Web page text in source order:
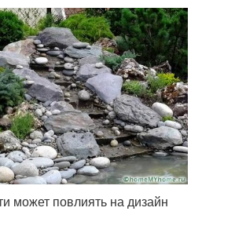
может повлиять на дизайн